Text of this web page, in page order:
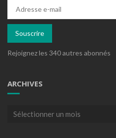
mail
Souscrire
Rejoignez les 340 autres abonnés
ARCHIVES
Archives